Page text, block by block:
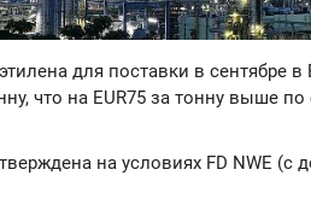
для поставки в сентябре
что на EUR75 за тонну выше
на условиях FD NWE (с